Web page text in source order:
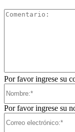
Por favor ingrese su
Por favor ingrese su